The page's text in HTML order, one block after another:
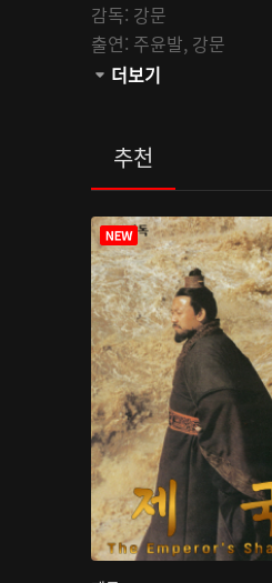
감독: 강문
출연: 주윤발, 강문
관람등급:
더보기
추천